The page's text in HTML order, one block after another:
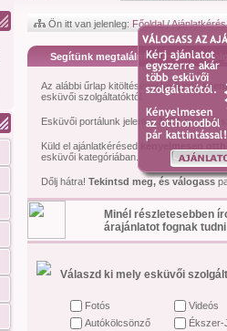
Ön itt van jelenleg: Főoldal/Ajánlatkérés
Segítünk megtalálni az esküvői
Az alábbi űrlap kitöltésével kérhetsz
esküvői szolgáltatóktól.
Esküvői portálunk jelenleg 1474esküvői
Küld el ajánlatkérésed
esküvői kategóriában.
Dőlj hátra! Tekintsd meg, és válogass
Minél részletesebben
árajánlatot fognak
Válaszd ki mely esküvői
Fotós
Videós
Autókölcsönző
Ékszer-